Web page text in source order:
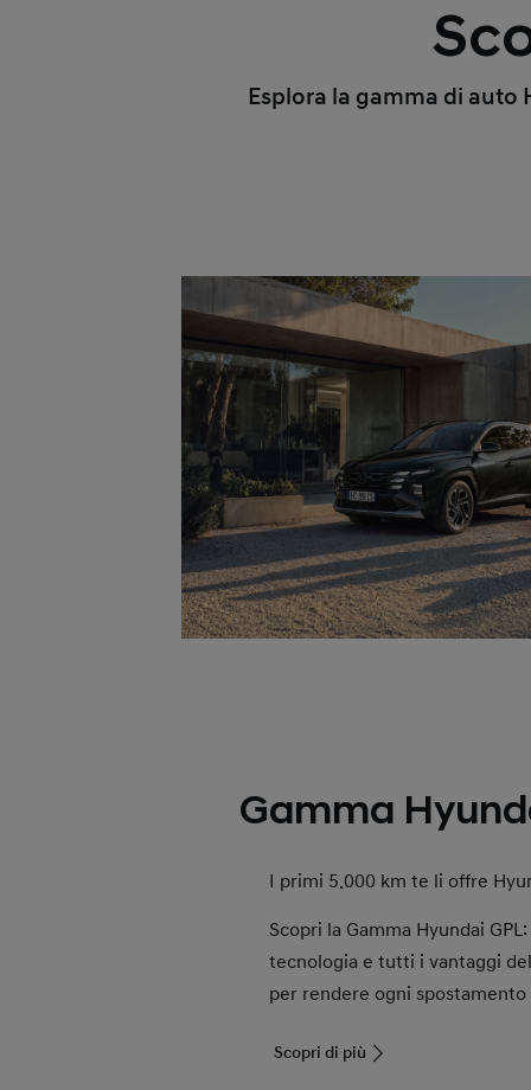
Esplora la gamma di
Gamma
I primi 5.000 km te li offre
Scopri la Gamma Hyundai
tecnologia e tutti i vantaggi
per rendere ogni
Scopri di più